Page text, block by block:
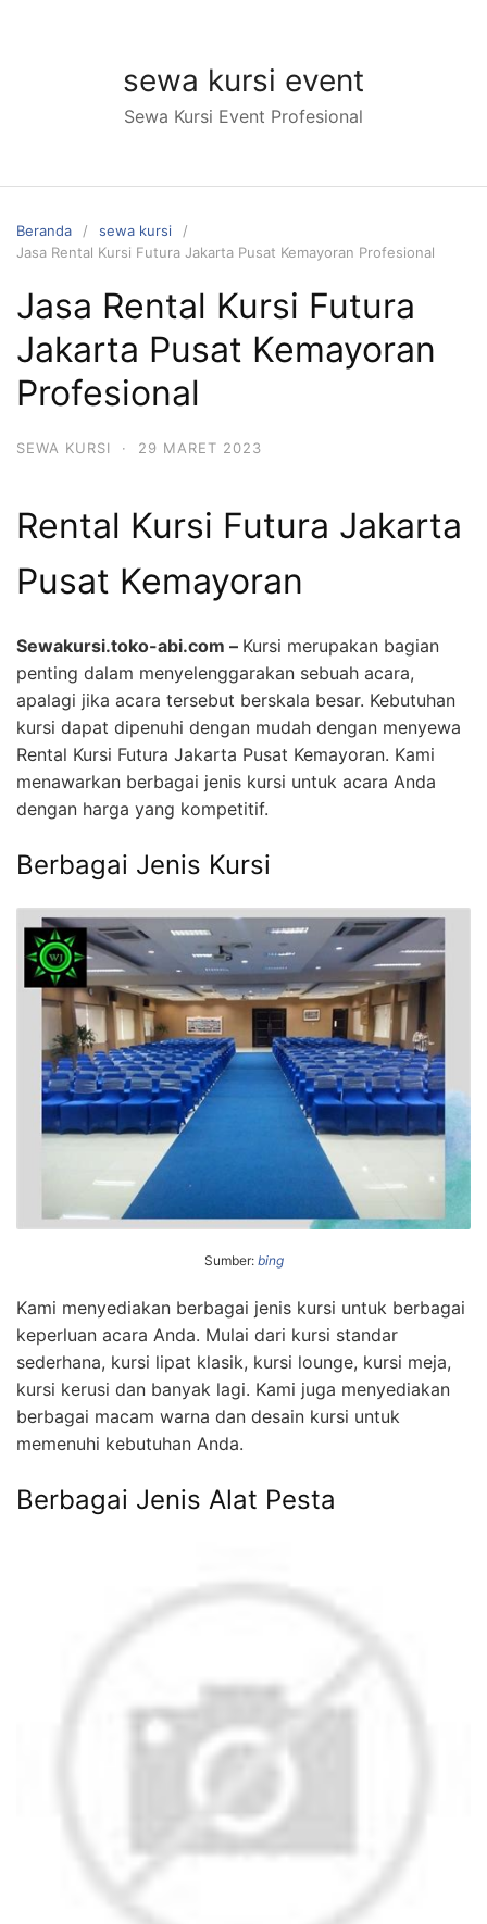
sewa kursi event
Sewa Kursi Event Profesional
Beranda
sewa kursi
Jasa Rental Kursi Futura Jakarta Pusat Kemayoran Profesional
Jasa Rental Kursi Futura
Jakarta Pusat Kemayoran
Profesional
SEWA KURSI · 29 MARET 2023
Rental Kursi Futura Jakarta
Pusat Kemayoran
Sewakursi.toko-abi.com – Kursi merupakan bagian
penting dalam menyelenggarakan sebuah acara,
apalagi jika acara tersebut berskala besar. Kebutuhan
kursi dapat dipenuhi dengan mudah dengan menyewa
Rental Kursi Futura Jakarta Pusat Kemayoran. Kami
menawarkan berbagai jenis kursi untuk acara Anda
dengan harga yang kompetitif.
Berbagai Jenis Kursi
Sumber: bing
Kami menyediakan berbagai jenis kursi untuk berbagai
keperluan acara Anda. Mulai dari kursi standar
sederhana, kursi lipat klasik, kursi lounge, kursi meja,
kursi kerusi dan banyak lagi. Kami juga menyediakan
berbagai macam warna dan desain kursi untuk
memenuhi kebutuhan Anda.
Berbagai Jenis Alat Pesta